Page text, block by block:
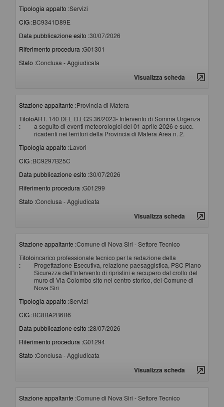
Tipologia appalto :Servizi
CIG :BC9341D89E
Data pubblicazione esito :30/07/2026
Riferimento procedura :G01301
Stato :Conclusa - Aggiudicata
Visualizza scheda
Stazione appaltante :Provincia di Matera
Titolo
:
ART. 140 DEL D.LGS 36/2023- Intervento di Somma Urgenza
a seguito di eventi meteorologici del 01 aprile 2026 e succ.
ricadenti nei territori della Provincia di Matera Area n. 2.
Tipologia appalto :Lavori
CIG :BC9297B25C
Data pubblicazione esito :30/07/2026
Riferimento procedura :G01299
Stato :Conclusa - Aggiudicata
Visualizza scheda
Stazione appaltante :Comune di Nova Siri - Settore Tecnico
Titolo
:
incarico professionale tecnico per la redazione della
Progettazione Esecutiva, relazione paesaggistica, PSC Piano
Sicurezza dell'intervento di ripristini e recupero dal crollo del
muro di Via Colombo sito nel centro storico, del Comune di
Nova Siri
Tipologia appalto :Servizi
CIG :BC8BA2B6B6
Data pubblicazione esito :28/07/2026
Riferimento procedura :G01294
Stato :Conclusa - Aggiudicata
Visualizza scheda
Stazione appaltante :Comune di Nova Siri - Settore Tecnico